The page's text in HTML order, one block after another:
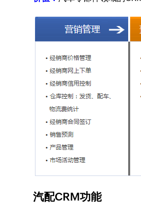
汽配CRM功能